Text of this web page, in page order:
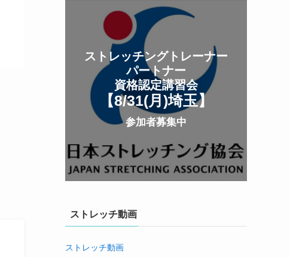
ストレッチングトレーナー
パートナー
資格認定講習会
【8/31(月 )埼玉】
参加者募集中
ストレッチ動画
ストレッチ動画